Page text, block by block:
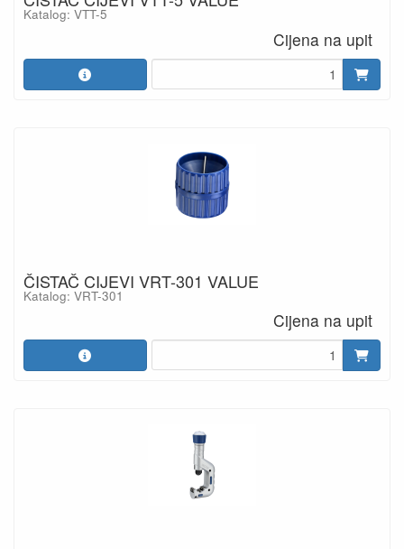
Katalog: VTT-5
Cijena na upit
ČISTAČ CIJEVI VRT-301 VALUE
Katalog: VRT-301
Cijena na upit